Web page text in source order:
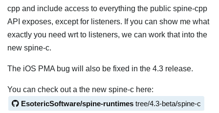
cpp and include access to everything the public spine-cpp
API exposes, except for listeners. If you can show me what
exactly you need wrt to listeners, we can work that into the
new spine-c.
The iOS PMA bug will also be fixed in the 4.3 release.
You can check out a the new spine-c here:
EsotericSoftware/spine-runtimes tree/4.3-beta/spine-c